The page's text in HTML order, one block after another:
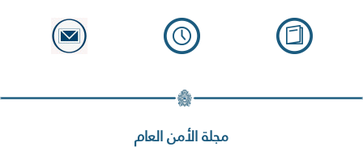
مجلة الأمن العام